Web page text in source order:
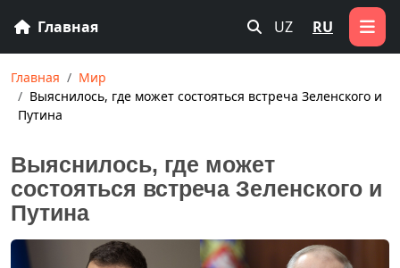
Главная UZ RU
Главная
Мир
Выяснилось, где может состояться встреча Зеленского и
Путина
Выяснилось, где может
состояться встреча Зеленского и
Путина